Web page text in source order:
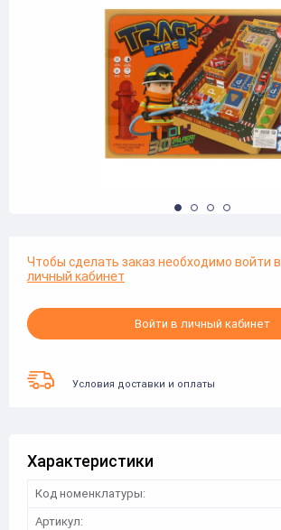
Чтобы сделать заказ необходимо войти в
личный кабинет
Войти в личный кабинет
Условия доставки и оплаты
Характеристики
Код номенклатуры:
Артикул: